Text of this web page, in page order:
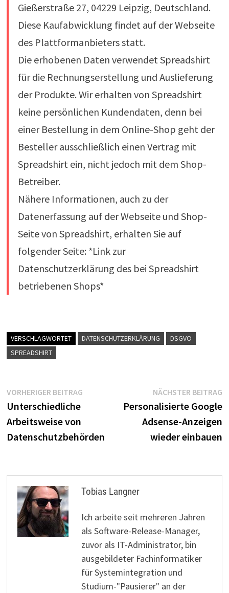
Gießerstraße 27, 04229 Leipzig, Deutschland.
Diese Kaufabwicklung findet auf der Webseite
des Plattformanbieters statt.
Die erhobenen Daten verwendet Spreadshirt
für die Rechnungserstellung und Auslieferung
der Produkte. Wir erhalten von Spreadshirt
keine persönlichen Kundendaten, denn bei
einer Bestellung in dem Online-Shop geht der
Besteller ausschließlich einen Vertrag mit
Spreadshirt ein, nicht jedoch mit dem Shop-
Betreiber.
Nähere Informationen, auch zu der
Datenerfassung auf der Webseite und Shop-
Seite von Spreadshirt, erhalten Sie auf
folgender Seite: *Link zur
Datenschutzerklärung des bei Spreadshirt
betriebenen Shops*
VERSCHLAGWORTET DATENSCHUTZERKLÄRUNG
DSGVO
SPREADSHIRT
Beitragsnavigation
VORHERIGER BEITRAGVorheriger
Unterschiedliche
Arbeitsweise von
Datenschutzbehörden
NÄCHSTER BEITRAG
Personalisierte Google
Adsense-Anzeigen
wieder einbauen
Tobias Langner
Ich arbeite seit mehreren Jahren
als Software-Release-Manager,
zuvor als IT-Administrator, bin
ausgebildeter Fachinformatiker
für Systemintegration und
Studium-"Pausierer" an der